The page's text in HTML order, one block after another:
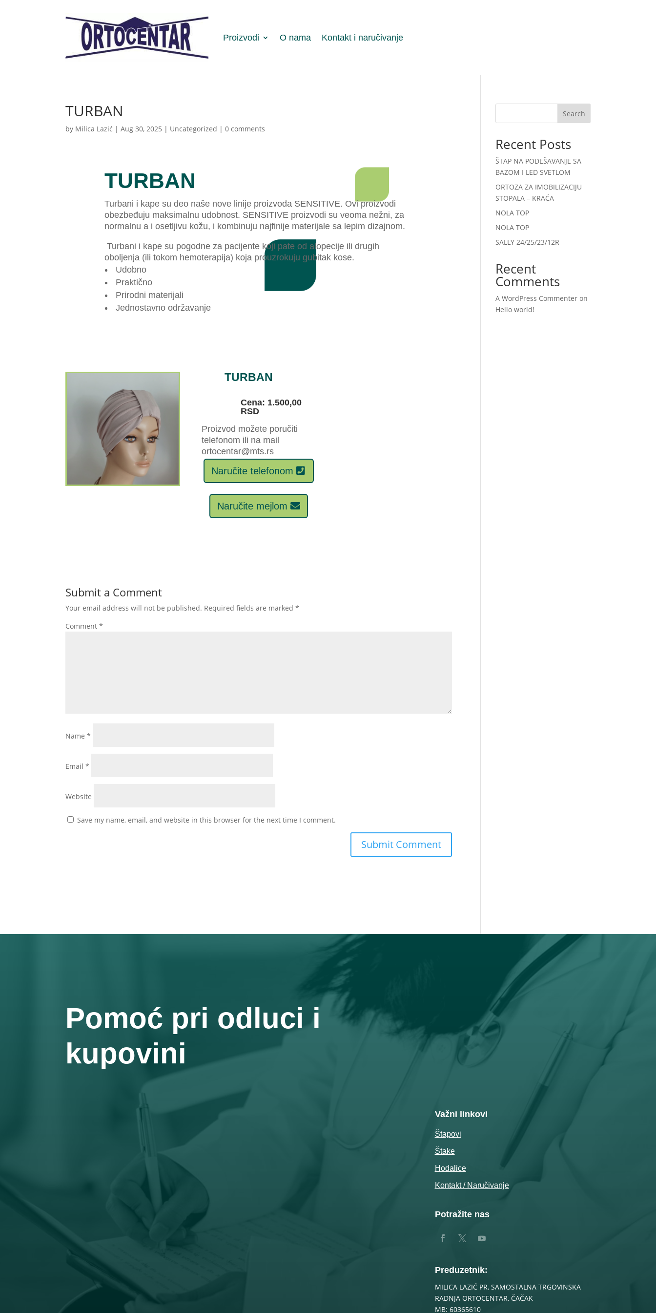
Proizvodi O nama Kontakt i naručivanje
TURBAN
by Milica Lazić |Aug 30, 2025 | Uncategorized |0 comments
TURBAN
Turbani i kape su deo naše nove linije proizvoda SENSITIVE. Ovi proizvodi
obezbeđuju maksimalnu udobnost. SENSITIVE proizvodi su veoma nežni, za
normalnu a i osetljivu kožu, i kombinuju najfinije materijale sa lepim dizajnom.
Turbani i kape su pogodne za pacijente koji pate od alopecije ili drugih
oboljenja (ili tokom hemoterapija) koja prouzrokuju gubitak kose.
Udobno
Praktično
Prirodni materijali
Jednostavno održavanje
TURBAN
Cena: 1.500,00
RSD
Proizvod možete poručiti
telefonom ili na mail
ortocentar@mts.rs
Naručite telefonom
Naručite mejlom
Submit a Comment
Your email address will not be published. Required fields are marked*
Comment*
Name*
Email*
Website
Save my name, email, and website in this browser for the next time I comment.
Search
Recent Posts
ŠTAP NA PODEŠAVANJE SA
BAZOM I LED SVETLOM
ORTOZA ZA IMOBILIZACIJU
STOPALA – KRAĆA
NOLA TOP
NOLA TOP
SALLY 24/25/23/12R
Recent
Comments
A WordPress Commenter on
Hello world!
Pomoć pri odluci i
kupovini
Radno vreme
Važni linkovi
Štapovi
Štake
Hodalice
Kontakt / Naručivanje
Potražite nas
Preduzetnik:
MILICA LAZIĆ PR, SAMOSTALNA TRGOVINSKA
RADNJA ORTOCENTAR, ČAČAK
MB: 60365610